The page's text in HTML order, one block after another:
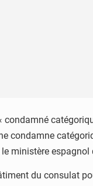
condamné
condamne
ministère
du consulat